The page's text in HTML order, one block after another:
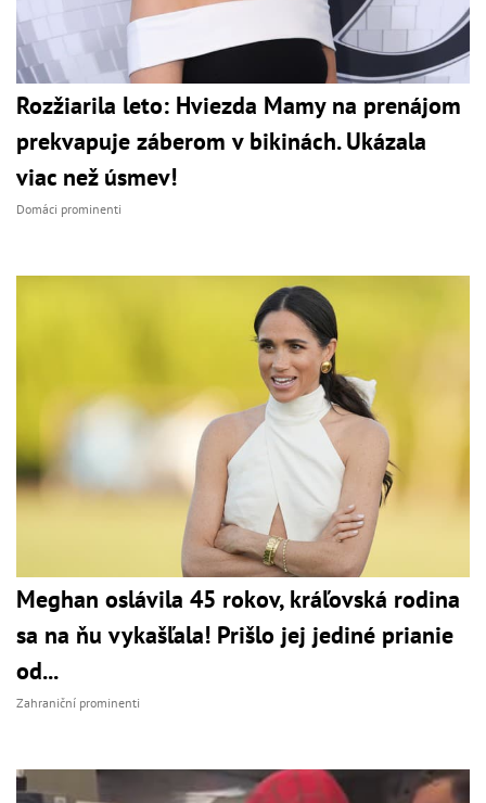
Rozžiarila leto: Hviezda Mamy na prenájom
prekvapuje záberom v bikinách. Ukázala
viac než úsmev!
Domáci prominenti
Meghan oslávila 45 rokov, kráľovská rodina
sa na ňu vykašľala! Prišlo jej jediné prianie
od...
Zahraniční prominenti